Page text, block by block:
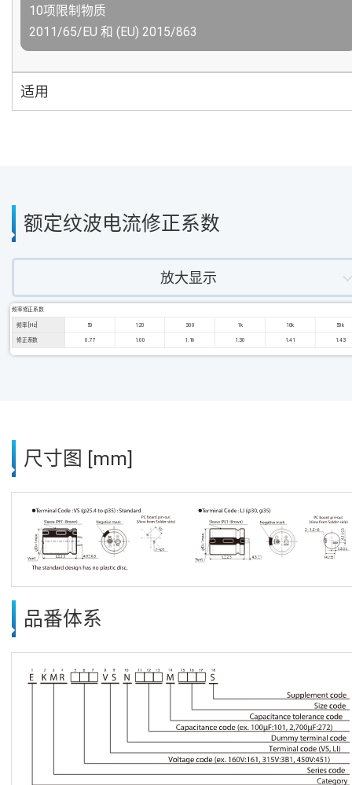
10项限制物质
2011/65/EU 和 (EU) 2015/863
适用
额定纹波电流修正系数
放大显示
频率修正系数
频率 [Hz] 50 120 300 1k 10k 50k
修正系数 0.77 1.00 1.16 1.30 1.41 1.43
尺寸图 [mm]
品番体系